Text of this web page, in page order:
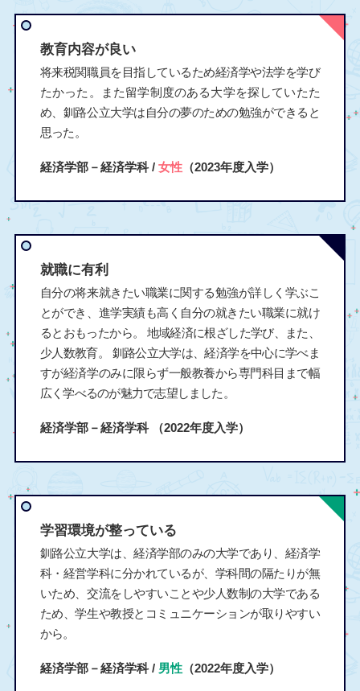
教育内容が良い
将来税関職員を目指しているため経済学や法学を学び
たかった。また留学制度のある大学を探していたた
め、釧路公立大学は自分の夢のための勉強ができると
思った。
経済学部－経済学科 / 女性（2023年度入学）
就職に有利
自分の将来就きたい職業に関する勉強が詳しく学ぶこ
とができ、進学実績も高く自分の就きたい職業に就け
るとおもったから。 地域経済に根ざした学び、また、
少人数教育。 釧路公立大学は、経済学を中心に学べま
すが経済学のみに限らず一般教養から専門科目まで幅
広く学べるのが魅力で志望しました。
経済学部－経済学科 （2022年度入学）
学習環境が整っている
釧路公立大学は、経済学部のみの大学であり、経済学
科・経営学科に分かれているが、学科間の隔たりが無
いため、交流をしやすいことや少人数制の大学である
ため、学生や教授とコミュニケーションが取りやすい
から。
経済学部－経済学科 / 男性（2022年度入学）